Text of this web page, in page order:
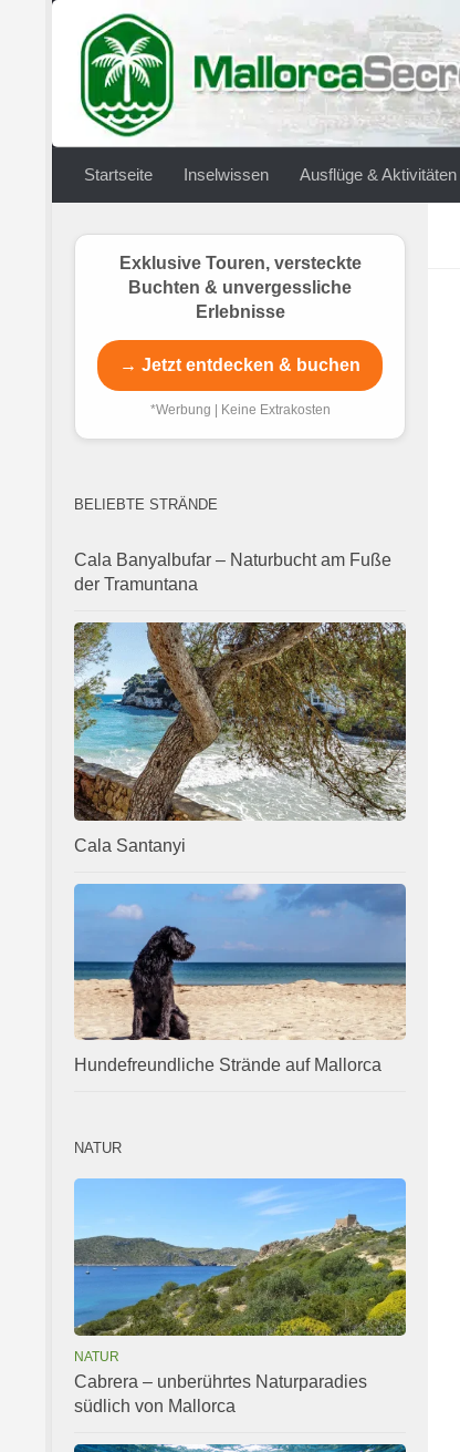
Zum Inhalt springen
Startseite Inselwissen Ausflüge & Aktivitäten
Exklusive Touren, versteckte
Buchten & unvergessliche
Erlebnisse
→ Jetzt entdecken & buchen
*Werbung | Keine Extrakosten
BELIEBTE STRÄNDE
Cala Banyalbufar – Naturbucht am Fuße
der Tramuntana
Cala Santanyi
Hundefreundliche Strände auf Mallorca
NATUR
NATUR
Cabrera – unberührtes Naturparadies
südlich von Mallorca